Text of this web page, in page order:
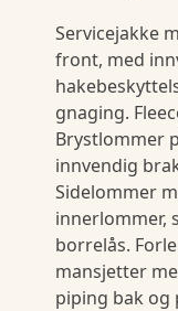
Servicejakke
front, med
gnaging.
Brystlommer
innvendig
Sidelommer
innerlommer,
borrelås.
mansjetter
piping bak og